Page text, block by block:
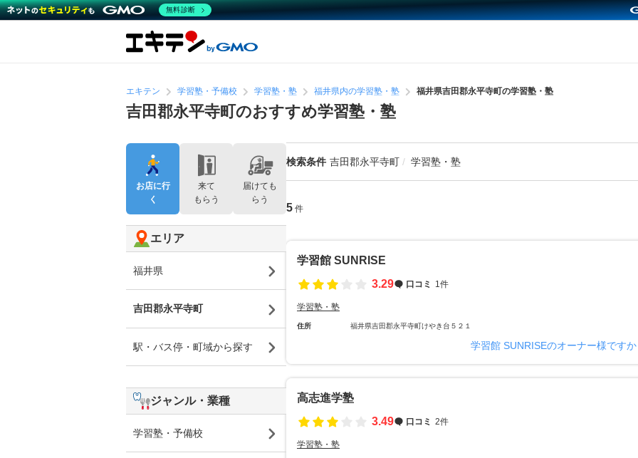
エキテン 学習塾・予備校 学習塾・塾 福井県内の学習塾・塾 福井県吉田郡永平寺町の学習塾・塾
吉田郡永平寺町のおすすめ学習塾・塾
検索条件 吉田郡永平寺町 学習塾・塾
5 件
学習館 SUNRISE
3.29
口コミ 1件
学習塾・塾
住所 福井県吉田郡永平寺町けやき台５２１
学習館 SUNRISEのオーナー様ですか
高志進学塾
3.49
口コミ 2件
学習塾・塾
お店に行
く
来て
もらう
届けても
らう
エリア
福井県
吉田郡永平寺町
駅・バス停・町域から探す
ジャンル・業種
学習塾・予備校
無料診断